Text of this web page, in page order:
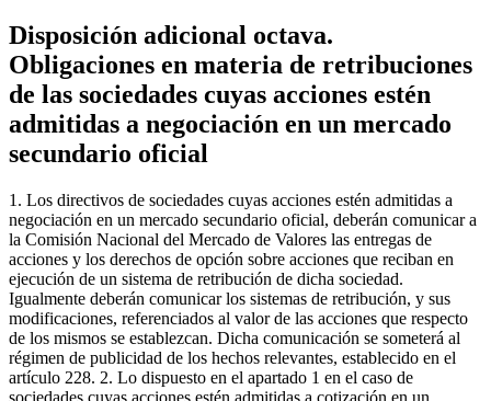
Disposición adicional octava.
Obligaciones en materia de retribuciones
de las sociedades cuyas acciones estén
admitidas a negociación en un mercado
secundario oficial
1. Los directivos de sociedades cuyas acciones estén admitidas a
negociación en un mercado secundario oficial, deberán comunicar a
la Comisión Nacional del Mercado de Valores las entregas de
acciones y los derechos de opción sobre acciones que reciban en
ejecución de un sistema de retribución de dicha sociedad.
Igualmente deberán comunicar los sistemas de retribución, y sus
modificaciones, referenciados al valor de las acciones que respecto
de los mismos se establezcan. Dicha comunicación se someterá al
régimen de publicidad de los hechos relevantes, establecido en el
artículo 228. 2. Lo dispuesto en el apartado 1 en el caso de
sociedades cuyas acciones estén admitidas a cotización en un